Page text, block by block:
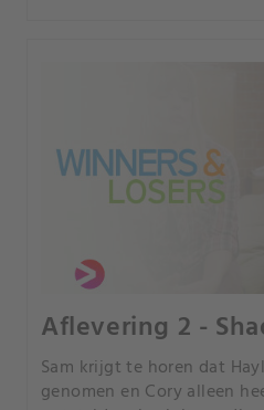
Aflevering 2 -
Sam krijgt te horen dat
genomen en Cory alleen